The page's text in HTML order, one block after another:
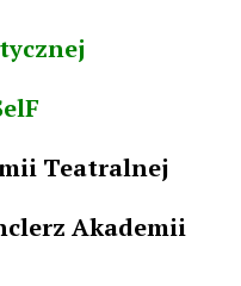
Teatralnej
Akademii